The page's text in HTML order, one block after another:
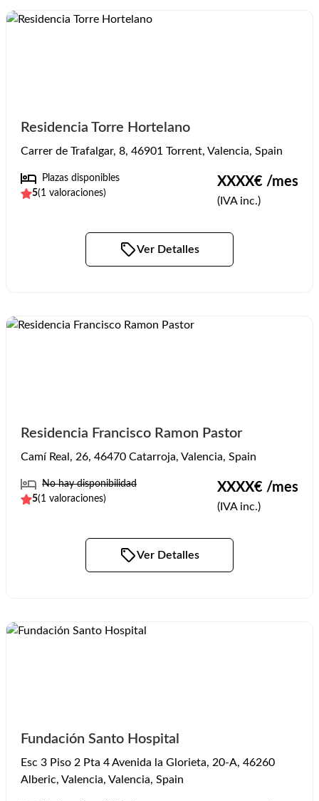
Residencia Torre Hortelano
Carrer de Trafalgar, 8, 46901 Torrent, Valencia, Spain
Plazas disponibles
5(1 valoraciones)
XXXX€ /mes
(IVA inc.)
Ver Detalles
Residencia Francisco Ramon Pastor
Camí Real, 26, 46470 Catarroja, Valencia, Spain
No hay disponibilidad
5(1 valoraciones)
XXXX€ /mes
(IVA inc.)
Ver Detalles
Fundación Santo Hospital
Esc 3 Piso 2 Pta 4 Avenida la Glorieta, 20-A, 46260
Alberic, Valencia, Valencia, Spain